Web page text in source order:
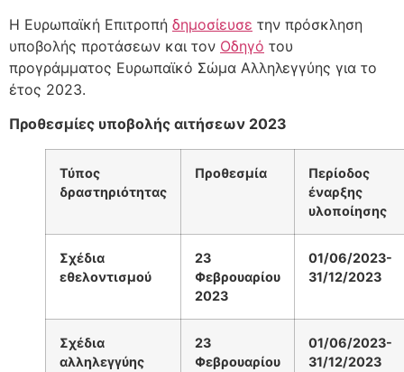
Η Ευρωπαϊκή Επιτροπή δημοσίευσε την πρόσκληση
υποβολής προτάσεων και τον Οδηγό του
προγράμματος Ευρωπαϊκό Σώμα Αλληλεγγύης για το
έτος 2023.
Προθεσμίες υποβολής αιτήσεων 2023
Τύπος
δραστηριότητας
Προθεσμία
Περίοδος
έναρξης
υλοποίησης
Σχέδια
εθελοντισμού
23
Φεβρουαρίου
2023
01/06/2023-
31/12/2023
Σχέδια
αλληλεγγύης
23
Φεβρουαρίου
01/06/2023-
31/12/2023